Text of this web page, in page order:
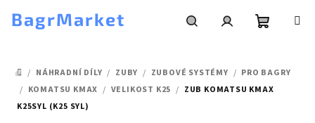
BagrMarket
košík
DOMŮ
/ NÁHRADNÍ DÍLY / ZUBY / ZUBOVÉ SYSTÉMY / PRO BAGRY
/ KOMATSU KMAX / VELIKOST K25 / ZUB KOMATSU KMAX
K25SYL (K25 SYL)